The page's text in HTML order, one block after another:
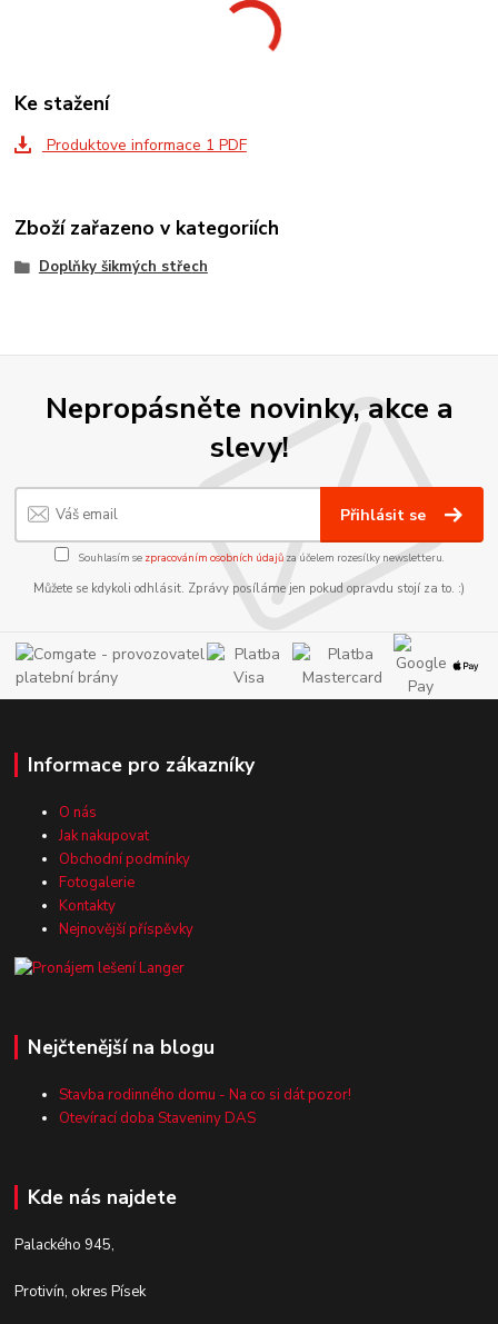
Ke stažení
Produktove informace 1 PDF
Zboží zařazeno v kategoriích
Doplňky šikmých střech
Nepropásněte novinky, akce a
slevy!
Přihlásit se
Souhlasím se zpracováním osobních údajůza účelem rozesílky newsletteru.
Můžete se kdykoli odhlásit. Zprávy posíláme jen pokud opravdu stojí za to. :)
Informace pro zákazníky
O nás
Jak nakupovat
Obchodní podmínky
Fotogalerie
Kontakty
Nejnovější příspěvky
Nejčtenější na blogu
Stavba rodinného domu - Na co si dát pozor!
Otevírací doba Staveniny DAS
Kde nás najdete
Palackého 945,
Protivín, okres Písek